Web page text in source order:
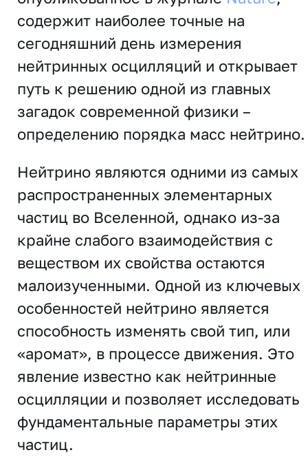
содержит наиболее точные на
сегодняшний день измерения
нейтринных осцилляций и открывает
путь к решению одной из главных
загадок современной физики –
определению порядка масс нейтрино.
Нейтрино являются одними из самых
распространенных элементарных
частиц во Вселенной, однако из-за
крайне слабого взаимодействия с
веществом их свойства остаются
малоизученными. Одной из ключевых
особенностей нейтрино является
способность изменять свой тип, или
«аромат», в процессе движения. Это
явление известно как нейтринные
осцилляции и позволяет исследовать
фундаментальные параметры этих
частиц.